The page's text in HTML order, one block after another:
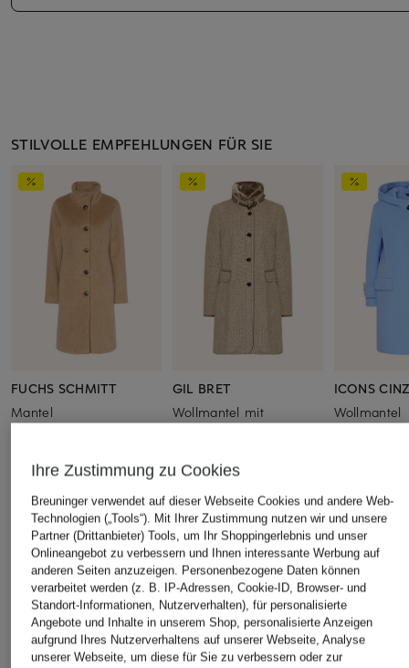
STILVOLLE EMPFEHLUNGEN FÜR SIE
FUCHS SCHMITT
Mantel
Ursprünglich: CHF 540
GIL BRET
Wollmantel mit
Ursprünglich:
ICONS
Wollmantel
ÄHNLICHE ARTIKEL ENTDECKEN
Ihre Zustimmung zu Cookies
Breuninger verwendet auf dieser Webseite Cookies und andere Web-
Technologien („Tools“). Mit Ihrer Zustimmung nutzen wir und unsere
Partner (Drittanbieter) Tools, um Ihr Shoppingerlebnis und unser
Onlineangebot zu verbessern und Ihnen interessante Werbung auf
anderen Seiten anzuzeigen. Personenbezogene Daten können
verarbeitet werden (z. B. IP-Adressen, Cookie-ID, Browser- und
Standort-Informationen, Nutzerverhalten), für personalisierte
Angebote und Inhalte in unserem Shop, personalisierte Anzeigen
aufgrund Ihres Nutzerverhaltens auf unserer Webseite, Analyse
unserer Webseite, um diese für Sie zu verbessern oder zur